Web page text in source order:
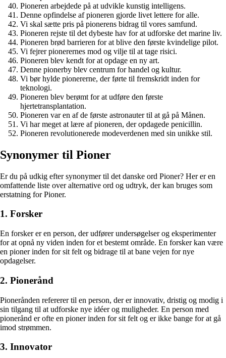
Pioneren arbejdede på at udvikle kunstig intelligens.
Denne opfindelse af pioneren gjorde livet lettere for alle.
Vi skal sætte pris på pionerens bidrag til vores samfund.
Pioneren rejste til det dybeste hav for at udforske det marine liv.
Pioneren brød barrieren for at blive den første kvindelige pilot.
Vi fejrer pionerernes mod og vilje til at tage risici.
Pioneren blev kendt for at opdage en ny art.
Denne pionerby blev centrum for handel og kultur.
Vi bør hylde pionererne, der førte til fremskridt inden for
teknologi.
Pioneren blev berømt for at udføre den første
hjertetransplantation.
Pioneren var en af ​​de første astronauter til at gå på Månen.
Vi har meget at lære af pioneren, der opdagede penicillin.
Pioneren revolutionerede modeverdenen med sin unikke stil.
Synonymer til Pioner
Er du på udkig efter synonymer til det danske ord Pioner? Her er en
omfattende liste over alternative ord og udtryk, der kan bruges som
erstatning for Pioner.
1. Forsker
En forsker er en person, der udfører undersøgelser og eksperimenter
for at opnå ny viden inden for et bestemt område. En forsker kan være
en pioner inden for sit felt og bidrage til at bane vejen for nye
opdagelser.
2. Pionerånd
Pionerånden refererer til en person, der er innovativ, dristig og modig i
sin tilgang til at udforske nye idéer og muligheder. En person med
pionerånd er ofte en pioner inden for sit felt og er ikke bange for at gå
imod strømmen.
3. Innovator